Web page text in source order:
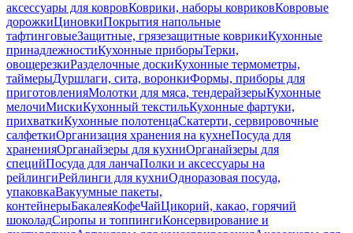
аксессуары для ковровКоврики, наборы ковриковКовровые
дорожкиЦиновкиПокрытия напольные
тафтинговыеЗащитные, грязезащитные коврикиКухонные
принадлежностиКухонные приборыТерки,
овощерезкиРазделочные доскиКухонные термометры,
таймерыДуршлаги, сита, воронкиФормы, приборы для
приготовленияМолотки для мяса, тендерайзерыКухонные
мелочиМискиКухонный текстильКухонные фартуки,
прихваткиКухонные полотенцаСкатерти, сервировочные
салфеткиОрганизация хранения на кухнеПосуда для
храненияОрганайзеры для кухниОрганайзеры для
специйПосуда для ланчаПолки и аксессуары на
рейлингиРейлинги для кухниОдноразовая посуда,
упаковкаВакуумные пакеты,
контейнерыБакалеяКофеЧайЦикорий, какао, горячий
шоколадСиропы и топпингиКонсервирование и